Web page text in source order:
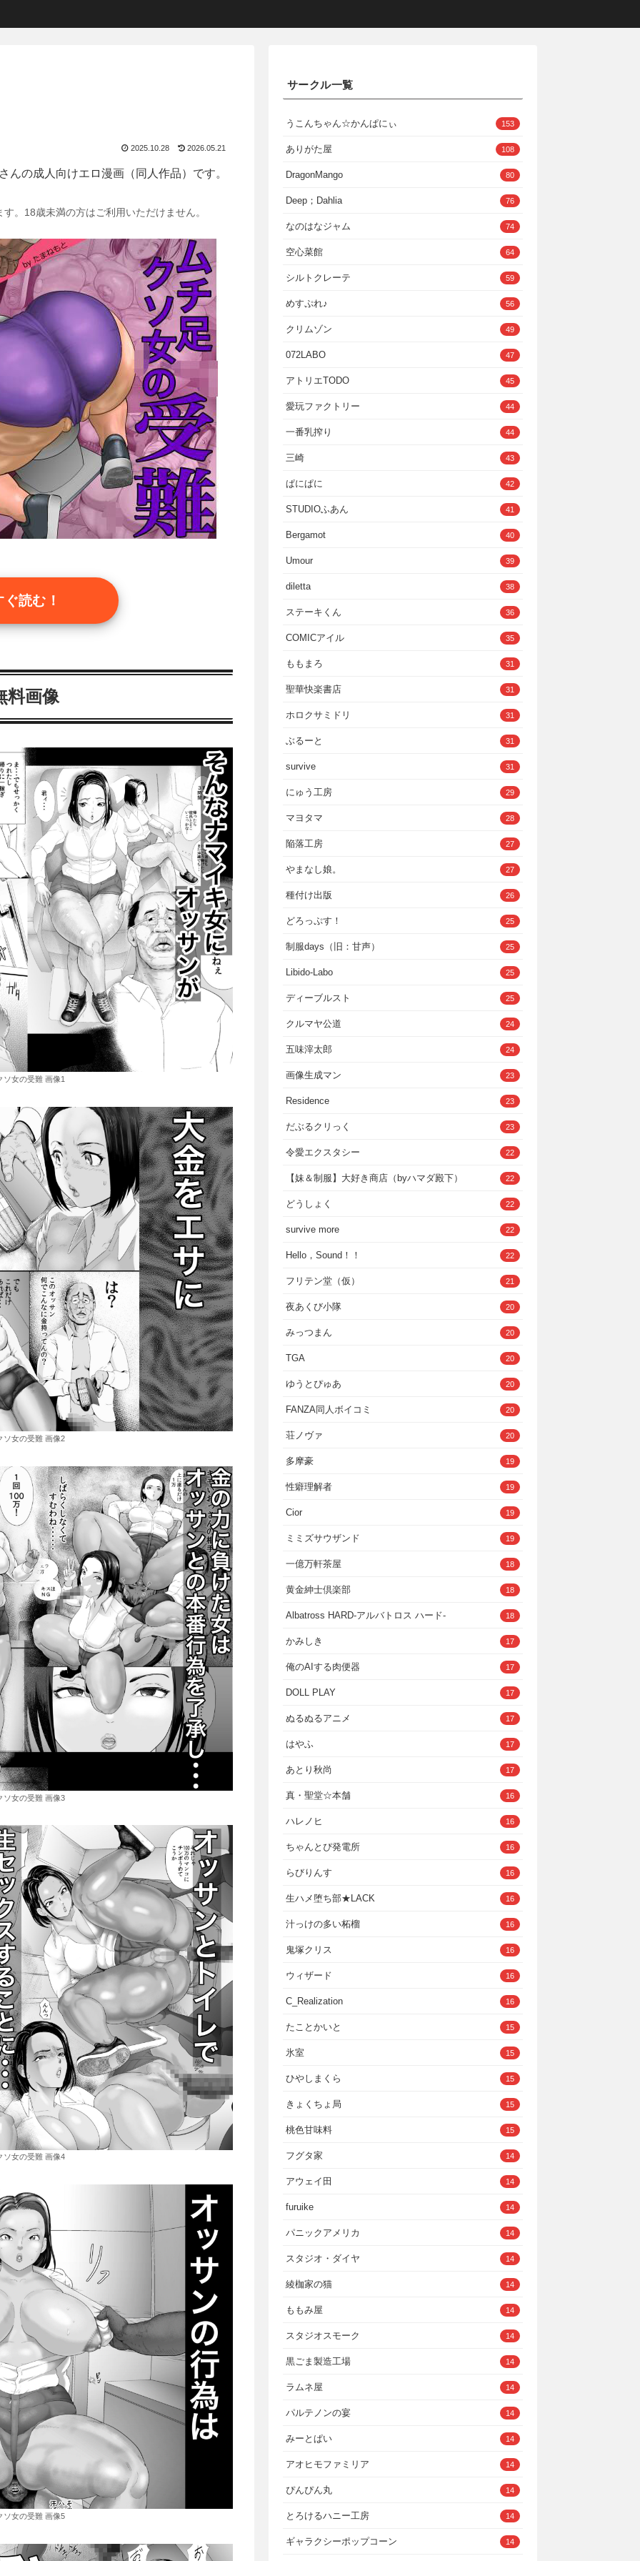
2025.10.28 2026.05.21
んの成人向けエロ漫画（同人作品）です。
。18歳未満の方はご利用いただけません。
ぐ読む！
料画像
ソ女の受難 画像1
ソ女の受難 画像2
ソ女の受難 画像3
ソ女の受難 画像4
ソ女の受難 画像5
サークル一覧
うこんちゃん☆かんぱにぃ 153
ありがた屋 108
DragonMango 80
Deep；Dahlia 76
なのはなジャム 74
空心菜館 64
シルトクレーテ 59
めすぷれ♪ 56
クリムゾン 49
072LABO 47
アトリエTODO 45
愛玩ファクトリー 44
一番乳搾り 44
三崎 43
ぱにぱに 42
STUDIOふあん 41
Bergamot 40
Umour 39
diletta 38
ステーキくん 36
COMICアイル 35
ももまろ 31
聖華快楽書店 31
ホロクサミドリ 31
ぶるーと 31
survive 31
にゅう工房 29
マヨタマ 28
陥落工房 27
やまなし娘。 27
種付け出版 26
どろっぷす！ 25
制服days（旧：甘声） 25
Libido-Labo 25
ディーブルスト 25
クルマヤ公道 24
五味滓太郎 24
画像生成マン 23
Residence 23
だぶるクリっく 23
令愛エクスタシー 22
【妹＆制服】大好き商店（byハマダ殿下） 22
どうしょく 22
survive more 22
Hello，Sound！！ 22
フリテン堂（仮） 21
夜あくび小隊 20
みっつまん 20
TGA 20
ゆうとぴゅあ 20
FANZA同人ボイコミ 20
荘ノヴァ 20
多摩豪 19
性癖理解者 19
Cior 19
ミミズサウザンド 19
一億万軒茶屋 18
黄金紳士倶楽部 18
Albatross HARD‐アルバトロス ハード‐ 18
かみしき 17
俺のAIする肉便器 17
DOLL PLAY 17
ぬるぬるアニメ 17
はやふ 17
あとり秋尚 17
真・聖堂☆本舗 16
ハレノヒ 16
ちゃんとぴ発電所 16
らびりんす 16
生ハメ堕ち部★LACK 16
汁っけの多い柘榴 16
鬼塚クリス 16
ウィザード 16
C_Realization 16
たことかいと 15
氷室 15
ひやしまくら 15
きょくちょ局 15
桃色甘味料 15
フグタ家 14
アウェイ田 14
furuike 14
パニックアメリカ 14
スタジオ・ダイヤ 14
綾枷家の猫 14
ももみ屋 14
スタジオスモーク 14
黒ごま製造工場 14
ラムネ屋 14
パルテノンの宴 14
みーとぱい 14
アオヒモファミリア 14
ぴんぴん丸 14
とろけるハニー工房 14
ギャラクシーポップコーン 14